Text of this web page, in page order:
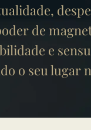
de
e
o seu lugar